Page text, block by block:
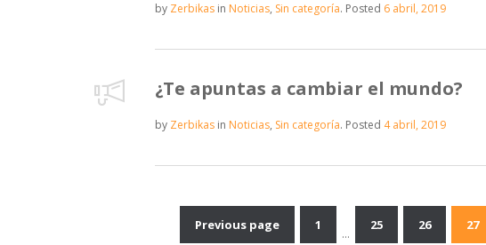
by Zerbikas in Noticias, Sin categoría. Posted 6 abril, 2019
¿Te apuntas a cambiar el mundo?
by Zerbikas in Noticias, Sin categoría. Posted 4 abril, 2019
Previous page 1
…
25 26 27